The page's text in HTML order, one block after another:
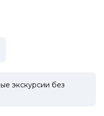
экскурсии без